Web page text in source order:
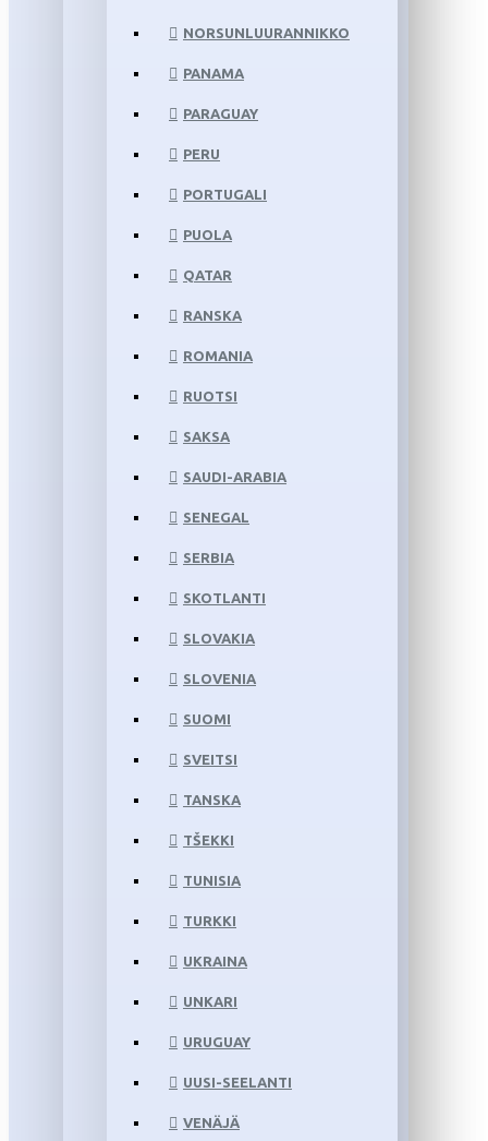
NORSUNLUURANNIKKO
PANAMA
PARAGUAY
PERU
PORTUGALI
PUOLA
QATAR
RANSKA
ROMANIA
RUOTSI
SAKSA
SAUDI-ARABIA
SENEGAL
SERBIA
SKOTLANTI
SLOVAKIA
SLOVENIA
SUOMI
SVEITSI
TANSKA
TŠEKKI
TUNISIA
TURKKI
UKRAINA
UNKARI
URUGUAY
UUSI-SEELANTI
VENÄJÄ